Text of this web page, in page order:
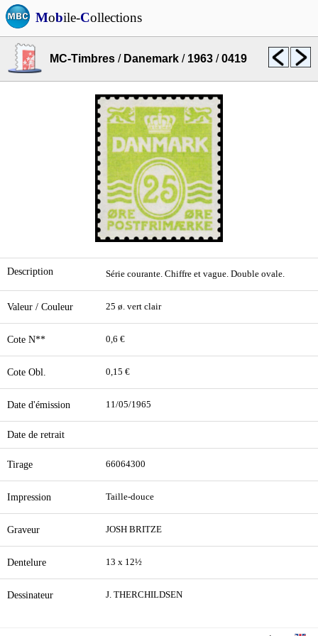
Mobile-Collections
MC-Timbres / Danemark / 1963 /0419
Description Série courante. Chiffre et vague. Double ovale.
Valeur / Couleur 25 ø. vert clair
Cote N** 0,6 €
Cote Obl. 0,15 €
Date d'émission 11/05/1965
Date de retrait
Tirage 66064300
Impression Taille-douce
Graveur JOSH BRITZE
Dentelure 13 x 12½
Dessinateur J. THERCHILDSEN